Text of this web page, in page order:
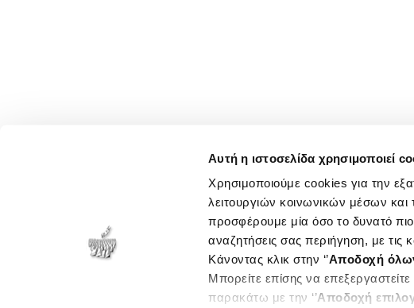
Αυτή η ιστοσελίδα χρησιμοποιεί
Χρησιμοποιούμε cookies για την
λειτουργιών κοινωνικών μέσων και
προσφέρουμε μία όσο το δυνατό πιο
αναζητήσεις σας περιήγηση, με τις
Κάνοντας κλικ στην ‘’Αποδοχή
Μπορείτε επίσης να
παρακάτω με την ‘’Αποδοχή